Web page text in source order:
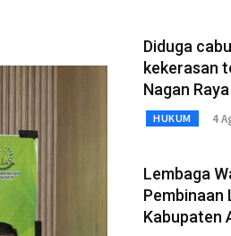
Diduga
kekerasan
Nagan
HUKUM 4
Lembaga
Pembinaan
Kabupaten